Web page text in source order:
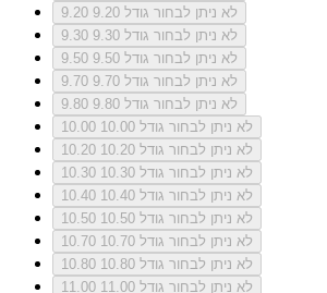
9.20
לא ניתן לבחור גודל 9.20
9.30
לא ניתן לבחור גודל 9.30
9.50
לא ניתן לבחור גודל 9.50
9.70
לא ניתן לבחור גודל 9.70
9.80
לא ניתן לבחור גודל 9.80
10.00
לא ניתן לבחור גודל 10.00
10.20
לא ניתן לבחור גודל 10.20
10.30
לא ניתן לבחור גודל 10.30
10.40
לא ניתן לבחור גודל 10.40
10.50
לא ניתן לבחור גודל 10.50
10.70
לא ניתן לבחור גודל 10.70
10.80
לא ניתן לבחור גודל 10.80
11.00
לא ניתן לבחור גודל 11.00